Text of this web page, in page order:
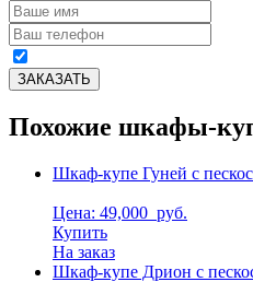
Похожие шкафы-
Шкаф-купе Гуней с
Цена: 49,000 руб.
Купить
На заказ
Шкаф-купе Дрион с